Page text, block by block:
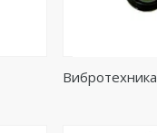
Вибротехника